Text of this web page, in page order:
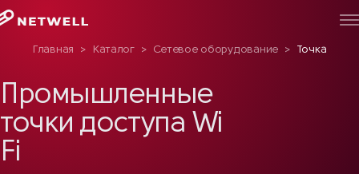
Главная > Каталог > Сетевое оборудование > Точка
Промышленные
точки доступа Wi
Fi